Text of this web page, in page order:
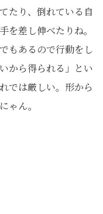
たり、倒れている自
を差し伸べたりね。
もあるので行動をし
から得られる」とい
では厳しい。形から
ゃん。